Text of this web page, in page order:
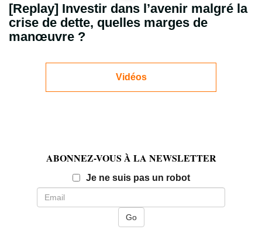
[Replay] Investir dans l’avenir malgré la
crise de dette, quelles marges de
manœuvre ?
Vidéos
ABONNEZ-VOUS À LA NEWSLETTER
Je ne suis pas un robotEmail